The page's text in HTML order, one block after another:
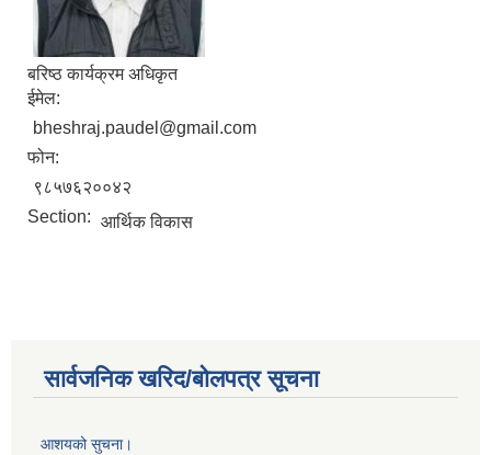
बरिष्ठ कार्यक्रम अधिकृत
ईमेल:
bheshraj.paudel@gmail.com
फोन:
९८५७६२००४२
Section: आर्थिक विकास
सार्वजनिक खरिद/बोलपत्र सूचना
आशयको सुचना।